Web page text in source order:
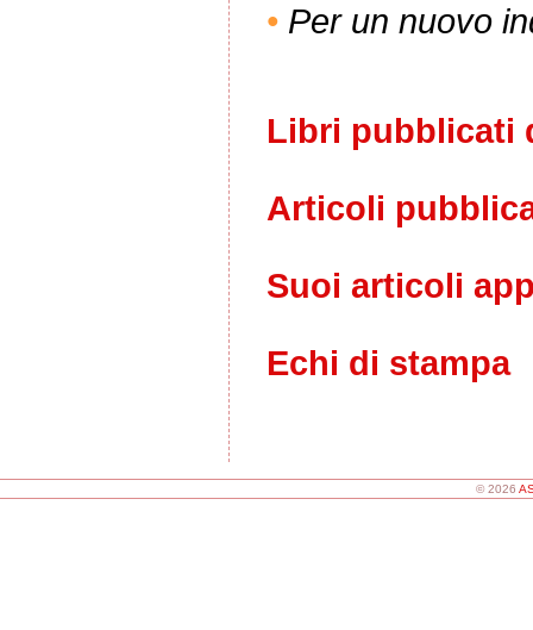
• Per un nuovo
Libri pubblicati
Articoli
Suoi articoli
Echi di stampa
© 2026